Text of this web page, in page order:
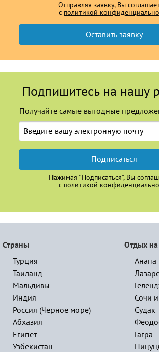
Отправляя заявку, Вы
с политикой
Подпишитесь на нашу
Получайте самые выгодные
Подписаться
Нажимая "Подписаться", Вы
с политикой
Страны
Турция
Таиланд
Мальдивы
Индия
Россия (Черное море)
Абхазия
Египет
Узбекистан
Отдых
Анапа
Сочи
Судак
Гагра